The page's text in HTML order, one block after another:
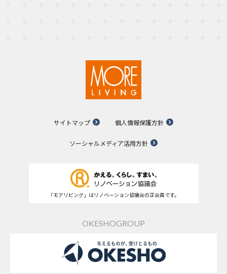
サイトマップ 個人情報保護方針
ソーシャルメディア活用方針
「モアリビング」はリノベーション協議会の正会員です。
OKESHOGROUP